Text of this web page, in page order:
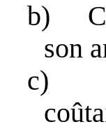
b)
son
c)